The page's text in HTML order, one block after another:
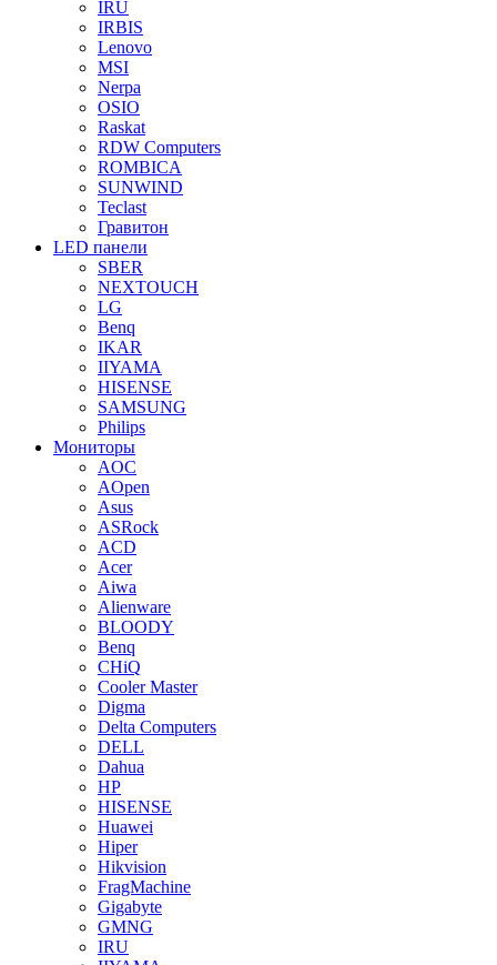
IRU
IRBIS
Lenovo
MSI
Nerpa
OSIO
Raskat
RDW Computers
ROMBICA
SUNWIND
Teclast
Гравитон
LED панели
SBER
NEXTOUCH
LG
Benq
IKAR
IIYAMA
HISENSE
SAMSUNG
Philips
Мониторы
AOC
AOpen
Asus
ASRock
ACD
Acer
Aiwa
Alienware
BLOODY
Benq
CHiQ
Cooler Master
Digma
Delta Computers
DELL
Dahua
HP
HISENSE
Huawei
Hiper
Hikvision
FragMachine
Gigabyte
GMNG
IRU